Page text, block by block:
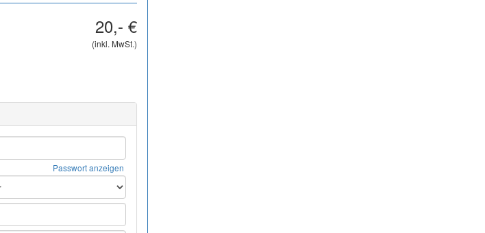
20,- €
(inkl. MwSt.)
Passwort anzeigen